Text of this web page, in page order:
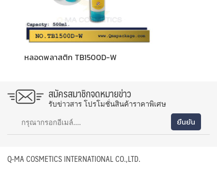
หลอดพลาสติก TB1500D-W
สมัครสมาชิกจดหมายข่าว
รับข่าวสาร โปรโมชั่นสินค้าราคาพิเศษ
Q-MA COSMETICS INTERNATIONAL CO.,LTD.